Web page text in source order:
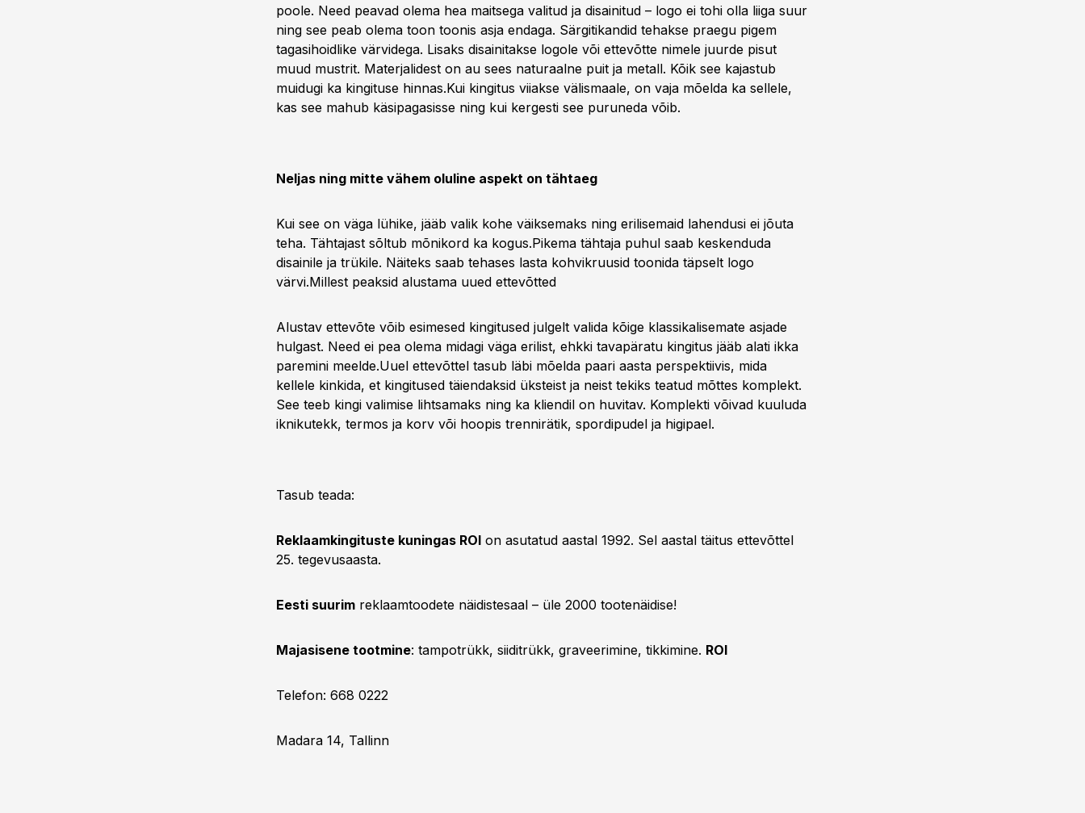
poole. Need peavad olema hea maitsega valitud ja disainitud – logo ei tohi olla liiga suur
ning see peab olema toon toonis asja endaga. Särgitikandid tehakse praegu pigem
tagasihoidlike värvidega. Lisaks disainitakse logole või ettevõtte nimele juurde pisut
muud mustrit. Materjalidest on au sees naturaalne puit ja metall. Kõik see kajastub
muidugi ka kingituse hinnas.Kui kingitus viiakse välismaale, on vaja mõelda ka sellele,
kas see mahub käsipagasisse ning kui kergesti see puruneda võib.
Neljas ning mitte vähem oluline aspekt on tähtaeg
Kui see on väga lühike, jääb valik kohe väiksemaks ning erilisemaid lahendusi ei jõuta
teha. Tähtajast sõltub mõnikord ka kogus.Pikema tähtaja puhul saab keskenduda
disainile ja trükile. Näiteks saab tehases lasta kohvikruusid toonida täpselt logo
värvi.Millest peaksid alustama uued ettevõtted
Alustav ettevõte võib esimesed kingitused julgelt valida kõige klassikalisemate asjade
hulgast. Need ei pea olema midagi väga erilist, ehkki tavapäratu kingitus jääb alati ikka
paremini meelde.Uuel ettevõttel tasub läbi mõelda paari aasta perspektiivis, mida
kellele kinkida, et kingitused täiendaksid üksteist ja neist tekiks teatud mõttes komplekt.
See teeb kingi valimise lihtsamaks ning ka kliendil on huvitav. Komplekti võivad kuuluda
iknikutekk, termos ja korv või hoopis trennirätik, spordipudel ja higipael.
Tasub teada:
Reklaamkingituste kuningas ROI on asutatud aastal 1992. Sel aastal täitus ettevõttel
25. tegevusaasta.
Eesti suurim reklaamtoodete näidistesaal – üle 2000 tootenäidise!
Majasisene tootmine: tampotrükk, siiditrükk, graveerimine, tikkimine. ROI
Telefon: 668 0222
Madara 14, Tallinn